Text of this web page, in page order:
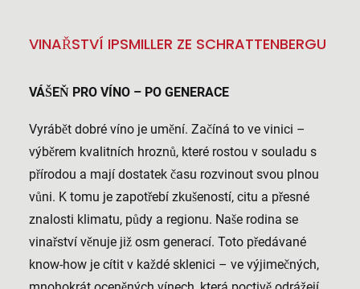
VINAŘSTVÍ IPSMILLER ZE SCHRATTENBERGU
VÁŠEŇ PRO VÍNO – PO GENERACE
Vyrábět dobré víno je umění. Začíná to ve vinici –
výběrem kvalitních hroznů, které rostou v souladu s
přírodou a mají dostatek času rozvinout svou plnou
vůni. K tomu je zapotřebí zkušeností, citu a přesné
znalosti klimatu, půdy a regionu. Naše rodina se
vinařství věnuje již osm generací. Toto předávané
know-how je cítit v každé sklenici – ve výjimečných,